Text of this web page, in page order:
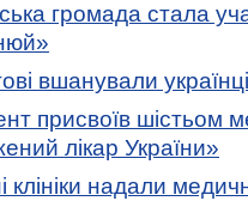
громада стала
вшанували
присвоїв шістьом
лікар України»
клініки надали